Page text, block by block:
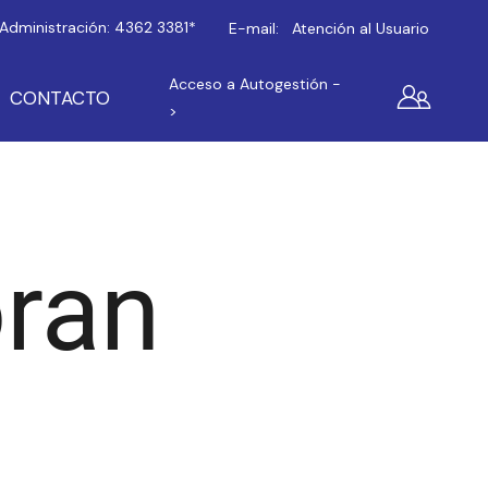
Administración: 4362 3381* E-mail: Atención al Usuario
CONTACTO
Acceso a Autogestión -
>